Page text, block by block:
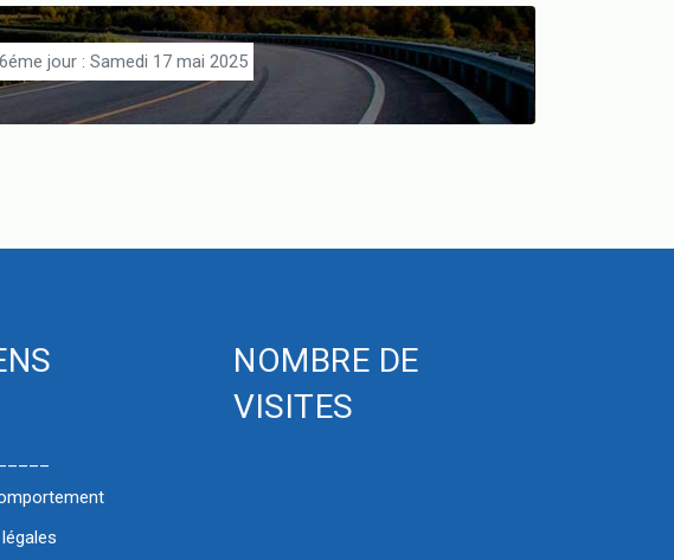
6éme jour : Samedi 17 mai 2025
NOMBRE DE
VISITES